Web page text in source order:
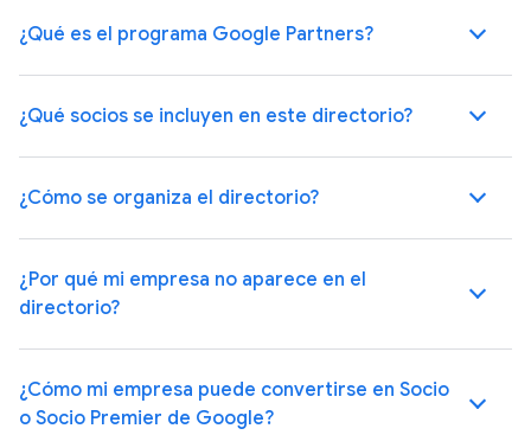
¿Qué es el programa Google Partners?
¿Qué socios se incluyen en este directorio?
¿Cómo se organiza el directorio?
¿Por qué mi empresa no aparece en el
directorio?
¿Cómo mi empresa puede convertirse en Socio
o Socio Premier de Google?